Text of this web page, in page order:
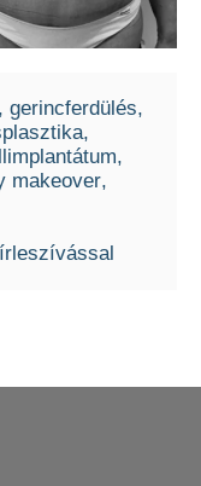
gerincferdülés
makeover